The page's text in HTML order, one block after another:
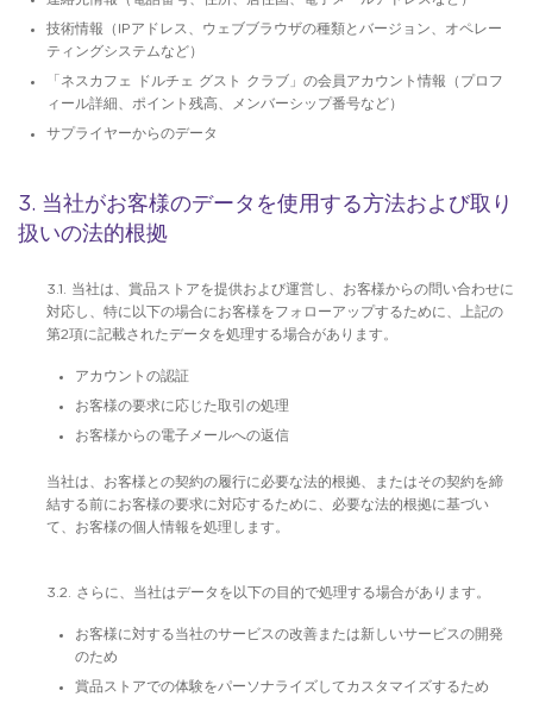
技術情報（IPアドレス、ウェブブラウザの種類とバージョン、オペレー
ティングシステムなど）
「ネスカフェ ドルチェ グスト クラブ」の会員アカウント情報（プロフ
ィール詳細、ポイント残高、メンバーシップ番号など）
サプライヤーからのデータ
3. 当社がお客様のデータを使用する方法および取り
扱いの法的根拠
3.1. 当社は、賞品ストアを提供および運営し、お客様からの問い合わせに
対応し、特に以下の場合にお客様をフォローアップするために、上記の
第2項に記載されたデータを処理する場合があります。
アカウントの認証
お客様の要求に応じた取引の処理
お客様からの電子メールへの返信
当社は、お客様との契約の履行に必要な法的根拠、またはその契約を締
結する前にお客様の要求に対応するために、必要な法的根拠に基づい
て、お客様の個人情報を処理します。
3.2. さらに、当社はデータを以下の目的で処理する場合があります。
お客様に対する当社のサービスの改善または新しいサービスの開発
のため
賞品ストアでの体験をパーソナライズしてカスタマイズするため